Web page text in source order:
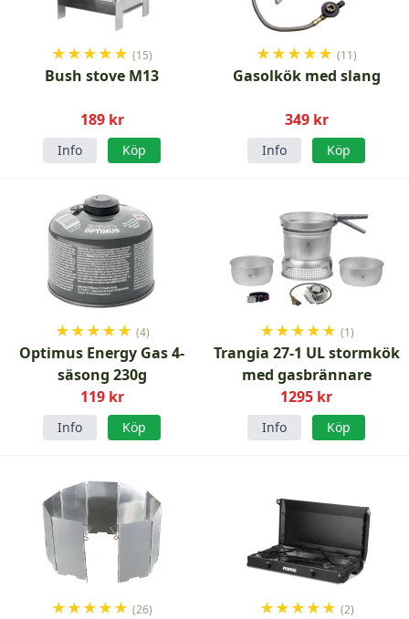
★★★★★ (15)
Bush stove M13
189 kr
Info Köp
★★★★★ (11)
Gasolkök med slang
349 kr
Info Köp
★★★★★ (4)
Optimus Energy Gas 4-
säsong 230g
119 kr
Info Köp
★★★★★ (1)
Trangia 27-1 UL stormkök
med gasbrännare
1295 kr
Info Köp
★★★★★ (26) ★★★★★ (2)